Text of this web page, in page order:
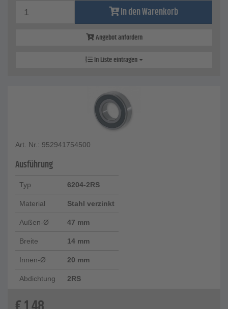
In den Warenkorb
Angebot anfordern
In Liste eintragen
Art. Nr.: 952941754500
Ausführung
Typ 6204-2RS
Material Stahl verzinkt
Außen-Ø 47 mm
Breite 14 mm
Innen-Ø 20 mm
Abdichtung 2RS